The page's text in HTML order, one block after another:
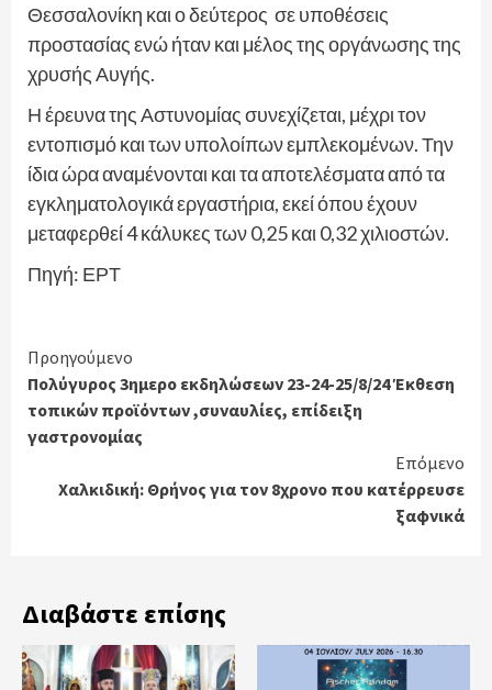
Θεσσαλονίκη και ο δεύτερος σε υποθέσεις
προστασίας ενώ ήταν και μέλος της οργάνωσης της
χρυσής Αυγής.
Η έρευνα της Αστυνομίας συνεχίζεται, μέχρι τον
εντοπισμό και των υπολοίπων εμπλεκομένων. Την
ίδια ώρα αναμένονται και τα αποτελέσματα από τα
εγκληματολογικά εργαστήρια, εκεί όπου έχουν
μεταφερθεί 4 κάλυκες των 0,25 και 0,32 χιλιοστών.
Πηγή: ΕΡΤ
Continue
Reading
Προηγούμενο
Πολύγυρος 3ημερο εκδηλώσεων 23-24-25/8/24 Έκθεση
τοπικών προϊόντων ,συναυλίες, επίδειξη
γαστρονομίας
Επόμενο
Χαλκιδική: Θρήνος για τον 8χρονο που κατέρρευσε
ξαφνικά
Διαβάστε επίσης